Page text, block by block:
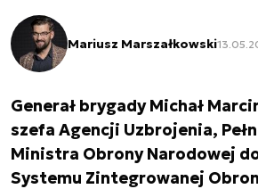
Mariusz Marszałkowski
Generał brygady Michał
szefa Agencji Uzbrojenia,
Ministra Obrony Narodowej
Systemu Zintegrowanej